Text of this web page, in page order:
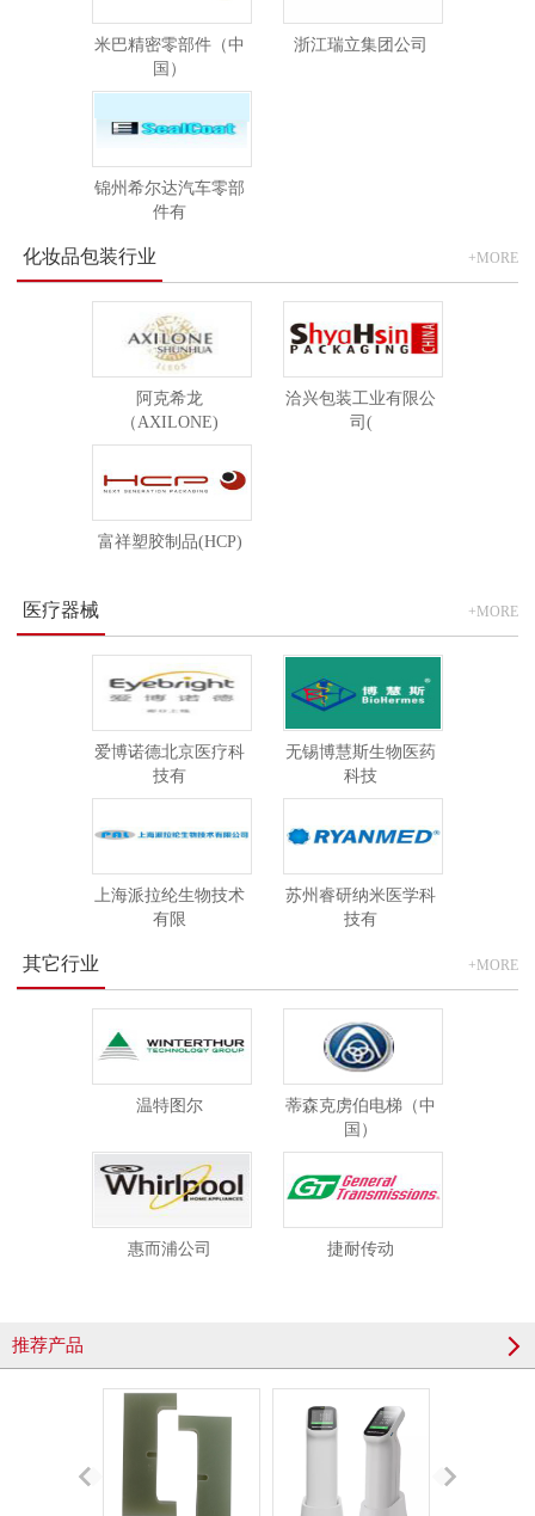
米巴精密零部件（中
国）
浙江瑞立集团公司
锦州希尔达汽车零部
件有
+MORE
化妆品包装行业
阿克希龙
（AXILONE)
洽兴包装工业有限公
司(
富祥塑胶制品(HCP)
+MORE
医疗器械
爱博诺德北京医疗科
技有
无锡博慧斯生物医药
科技
上海派拉纶生物技术
有限
苏州睿研纳米医学科
技有
+MORE
其它行业
温特图尔
蒂森克虏伯电梯（中
国）
惠而浦公司 捷耐传动
推荐产品